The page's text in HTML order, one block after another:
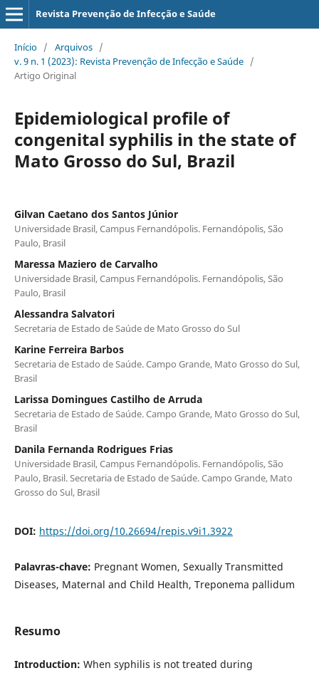
Revista Prevenção de Infecção e Saúde
Início / Arquivos /
v. 9 n. 1 (2023): Revista Prevenção de Infecção e Saúde /
Artigo Original
Epidemiological profile of
congenital syphilis in the state of
Mato Grosso do Sul, Brazil
Gilvan Caetano dos Santos Júnior
Universidade Brasil, Campus Fernandópolis. Fernandópolis, São
Paulo, Brasil
Maressa Maziero de Carvalho
Universidade Brasil, Campus Fernandópolis. Fernandópolis, São
Paulo, Brasil
Alessandra Salvatori
Secretaria de Estado de Saúde de Mato Grosso do Sul
Karine Ferreira Barbos
Secretaria de Estado de Saúde. Campo Grande, Mato Grosso do Sul,
Brasil
Larissa Domingues Castilho de Arruda
Secretaria de Estado de Saúde. Campo Grande, Mato Grosso do Sul,
Brasil
Danila Fernanda Rodrigues Frias
Universidade Brasil, Campus Fernandópolis. Fernandópolis, São
Paulo, Brasil. Secretaria de Estado de Saúde. Campo Grande, Mato
Grosso do Sul, Brasil
DOI: https://doi.org/10.26694/repis.v9i1.3922
Palavras-chave: Pregnant Women, Sexually Transmitted
Diseases, Maternal and Child Health, Treponema pallidum
Resumo
Introduction: When syphilis is not treated during